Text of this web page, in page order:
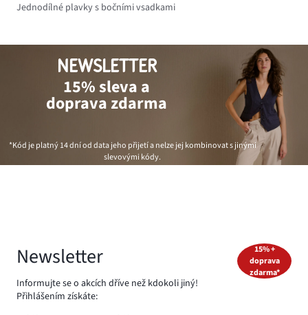
Jednodílné plavky s bočními vsadkami
NEWSLETTER
15% sleva a
doprava zdarma
*Kód je platný 14 dní od data jeho přijetí a nelze jej kombinovat s jinými
slevovými kódy.
Newsletter
Informujte se o akcích dříve než kdokoli jiný!
Přihlášením získáte:
15% +
doprava
zdarma*